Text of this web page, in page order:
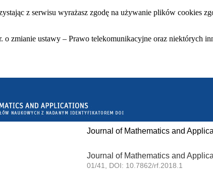
z serwisu wyrażasz zgodę na używanie plików cookies
zmianie ustawy – Prawo telekomunikacyjne oraz niektórych
Journal of Mathematics and
Journal of Mathematics and
01/41, DOI: 10.7862/rf.2018.1